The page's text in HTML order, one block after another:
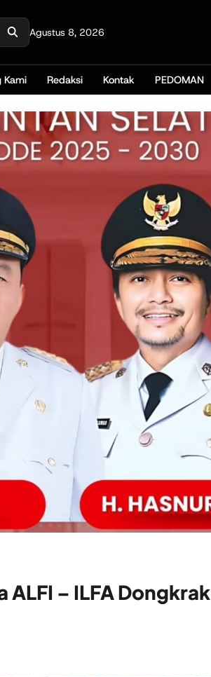
Agustus 8, 2026
Kami Redaksi Kontak PEDOMAN
– ILFA Dongkrak